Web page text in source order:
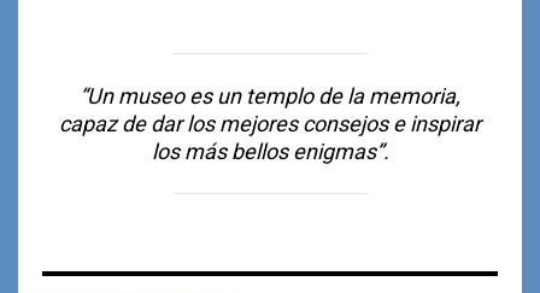
“Un museo es un templo de la memoria,
capaz de dar los mejores consejos e inspirar
los más bellos enigmas”.